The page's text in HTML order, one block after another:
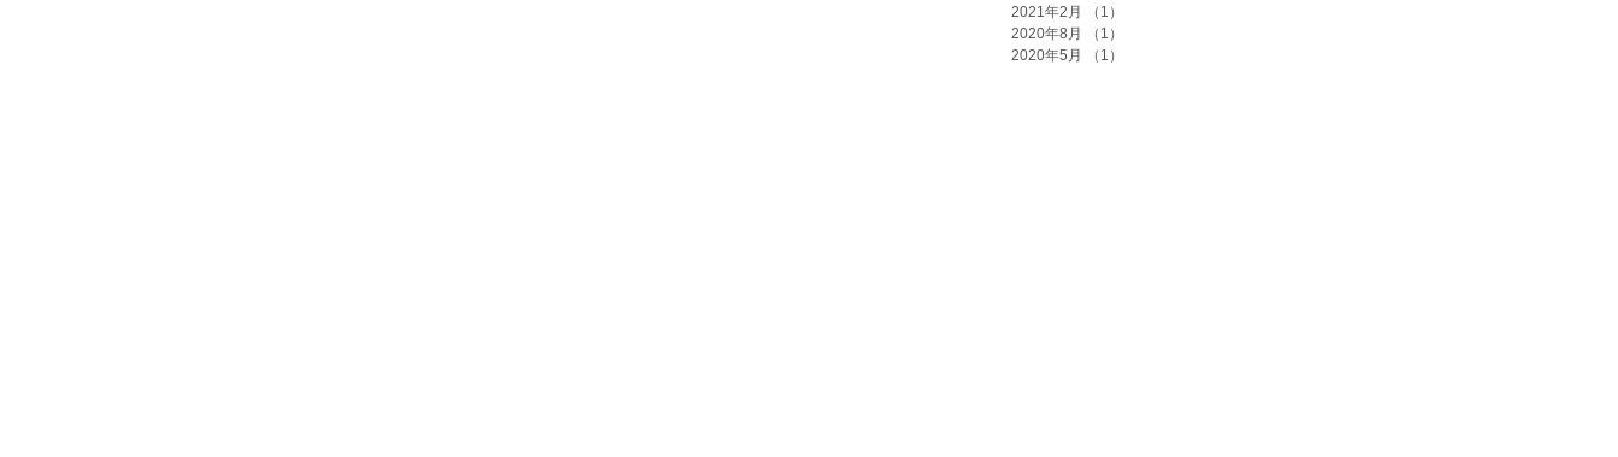
2021年2月
（1）
2020年8月
（1）
2020年5月
（1）